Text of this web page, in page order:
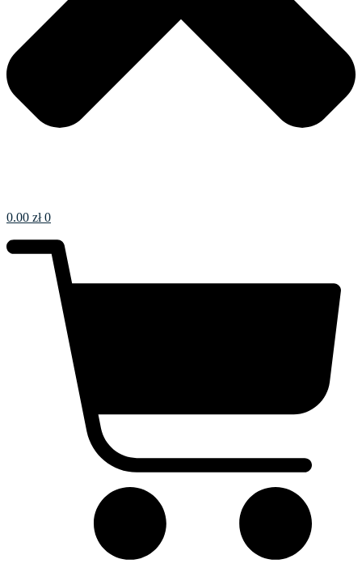
0.00 zł 0